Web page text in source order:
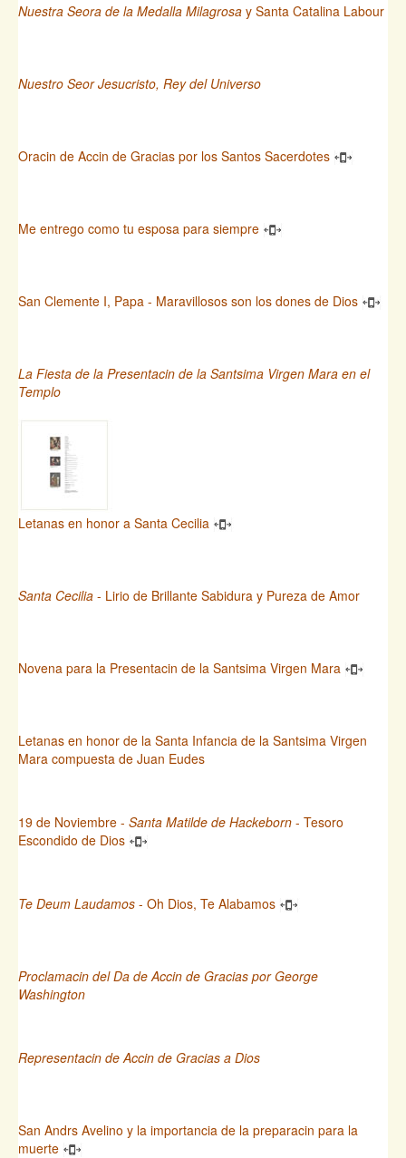
Nuestra Seora de la Medalla Milagrosa y Santa Catalina Labour
Nuestro Seor Jesucristo, Rey del Universo
Oracin de Accin de Gracias por los Santos Sacerdotes
Me entrego como tu esposa para siempre
San Clemente I, Papa - Maravillosos son los dones de Dios
La Fiesta de la Presentacin de la Santsima Virgen Mara en el
Templo
Letanas en honor a Santa Cecilia
Santa Cecilia - Lirio de Brillante Sabidura y Pureza de Amor
Novena para la Presentacin de la Santsima Virgen Mara
Letanas en honor de la Santa Infancia de la Santsima Virgen
Mara compuesta de Juan Eudes
19 de Noviembre - Santa Matilde de Hackeborn - Tesoro
Escondido de Dios
Te Deum Laudamos - Oh Dios, Te Alabamos
Proclamacin del Da de Accin de Gracias por George
Washington
Representacin de Accin de Gracias a Dios
San Andrs Avelino y la importancia de la preparacin para la
muerte